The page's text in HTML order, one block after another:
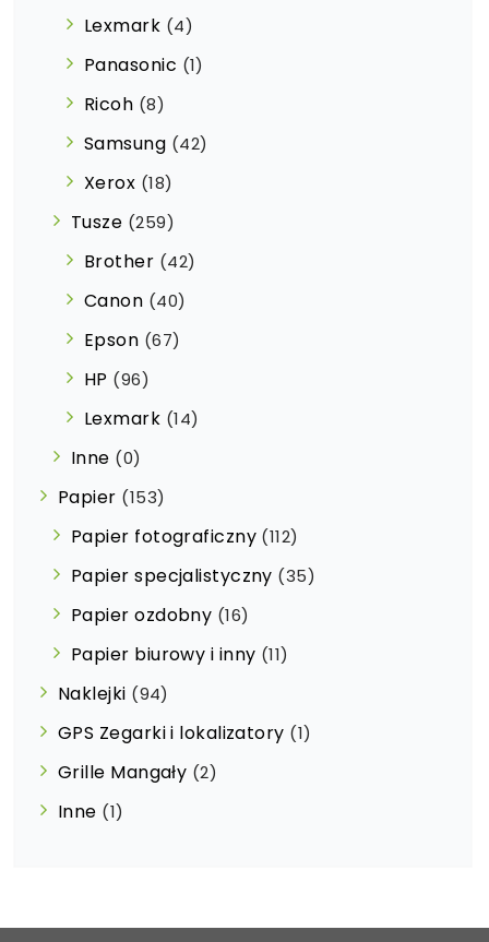
Lexmark (4)
Panasonic (1)
Ricoh (8)
Samsung (42)
Xerox (18)
Tusze (259)
Brother (42)
Canon (40)
Epson (67)
HP (96)
Lexmark (14)
Inne (0)
Papier (153)
Papier fotograficzny (112)
Papier specjalistyczny (35)
Papier ozdobny (16)
Papier biurowy i inny (11)
Naklejki (94)
GPS Zegarki i lokalizatory (1)
Grille Mangały (2)
Inne (1)